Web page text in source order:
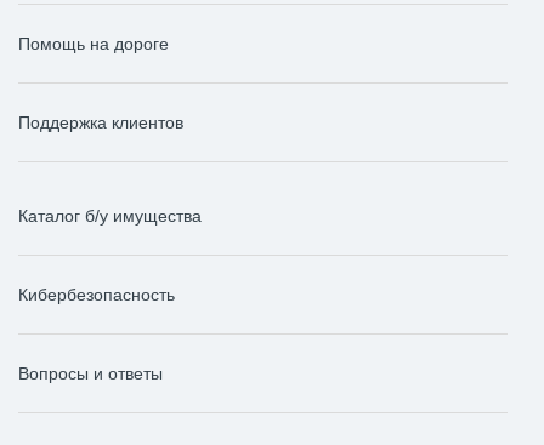
Помощь на дороге
Поддержка клиентов
Каталог б/у имущества
Кибербезопасность
Вопросы и ответы